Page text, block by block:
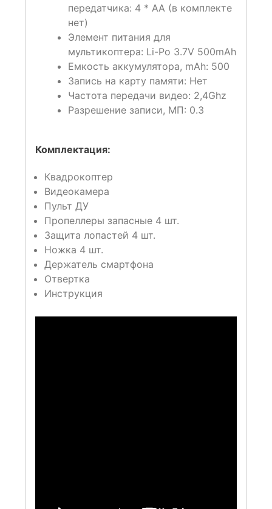
передатчика: 4 * AA (в комплекте
нет)
Элемент питания для
мультикоптера: Li-Po 3.7V 500mAh
Емкость аккумулятора, mAh: 500
Запись на карту памяти: Нет
Частота передачи видео: 2,4Ghz
Разрешение записи, МП: 0.3
Комплектация:
Квадрокоптер
Видеокамера
Пульт ДУ
Пропеллеры запасные 4 шт.
Защита лопастей 4 шт.
Ножка 4 шт.
Держатель смартфона
Отвертка
Инструкция